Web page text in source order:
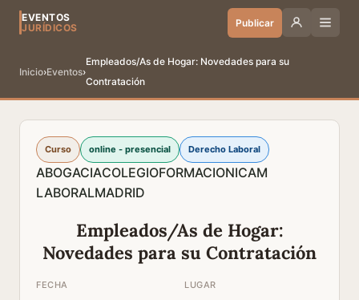
EVENTOS
JURÍDICOS
Publicar
Inicio›Eventos›
Empleados/As de Hogar: Novedades para su
Contratación
Curso online - presencial Derecho Laboral
ABOGACIACOLEGIOFORMACIONICAM
LABORALMADRID
Empleados/As de Hogar:
Novedades para su Contratación
FECHA LUGAR